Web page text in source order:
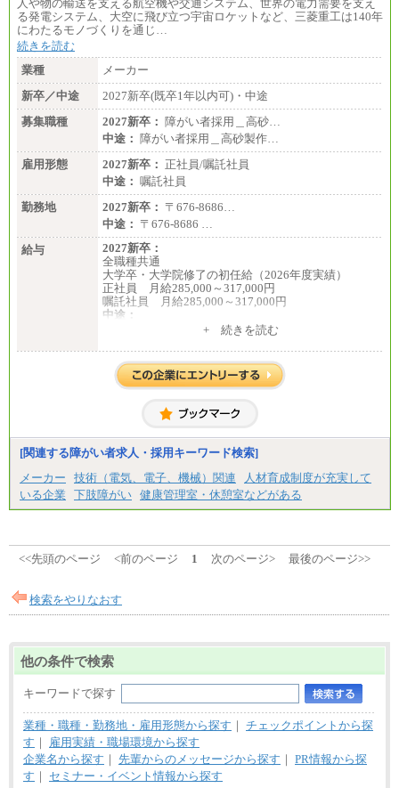
人や物の輸送を支える航空機や交通システム、世界の電力需要を支え
る発電システム、大空に飛び立つ宇宙ロケットなど、三菱重工は140年
にわたるモノづくりを通じ…
続きを読む
業種
メーカー
新卒／中途
2027新卒(既卒1年以内可)・中途
募集職種
2027新卒： 障がい者採用＿高砂…
中途： 障がい者採用＿高砂製作…
雇用形態
2027新卒： 正社員/嘱託社員
中途： 嘱託社員
勤務地
2027新卒： 〒676-8686…
中途： 〒676-8686 …
給与
2027新卒：
全職種共通
大学卒・大学院修了の初任給（2026年度実績）
正社員 月給285,000～317,000円
嘱託社員 月給285,000～317,000円
中途：
（経験・能力等を踏まえて、当社規定により支給し
ます）
+ 続きを読む
[関連する障がい者求人・採用キーワード検索]
メーカー
技術（電気、電子、機械）関連
人材育成制度が充実して
いる企業
下肢障がい 健康管理室・休憩室などがある
<<先頭のページ <前のページ 1 次のページ> 最後のページ>>
検索をやりなおす
他の条件で検索
キーワードで探す
業種・職種・勤務地・雇用形態から探す ｜ チェックポイントから探
す ｜
雇用実績・職場環境から探す
企業名から探す ｜ 先輩からのメッセージから探す ｜ PR情報から探
す ｜ セミナー・イベント情報から探す